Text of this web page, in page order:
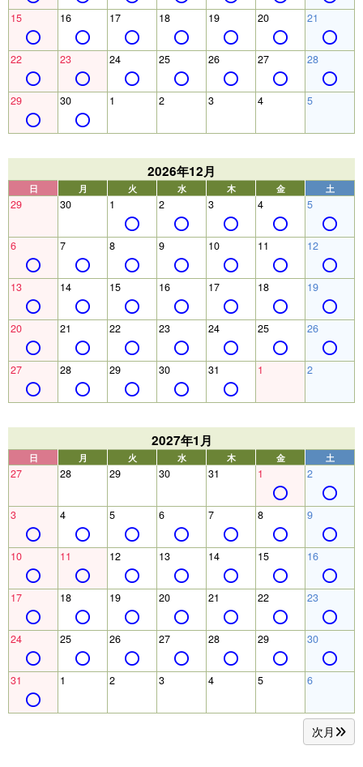
15 16 17 18 19 20 21
22 23 24 25 26 27 28
29 30 1 2 3 4 5
2026年12月
日 月 火 水 木 金 土
29 30 1 2 3 4 5
6 7 8 9 10 11 12
13 14 15 16 17 18 19
20 21 22 23 24 25 26
27 28 29 30 31 1 2
2027年1月
日 月 火 水 木 金 土
27 28 29 30 31 1 2
3 4 5 6 7 8 9
10 11 12 13 14 15 16
17 18 19 20 21 22 23
24 25 26 27 28 29 30
31 1 2 3 4 5 6
次月